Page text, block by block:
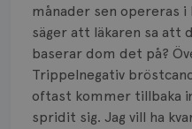
månader sen opereras i
säger att läkaren sa att
baserar dom det på?
Trippelnegativ
oftast kommer tillbaka
spridit sig. Jag vill ha
Smärta
Prognos
Risker